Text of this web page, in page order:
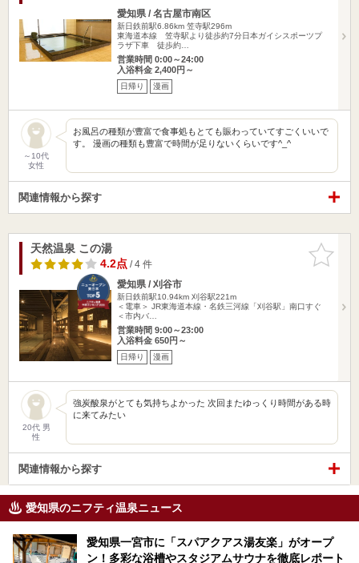
愛知県 / 名古屋市南区
新日鉄前駅6.86km 笠寺駅296m
東海道本線 笠寺駅より徒歩約7分日本ガイシスポーツプ
ラザ下車 徒歩約…
営業時間 0:00～24:00
入浴料金 2,400円～
日帰り 漫画
～10代
女性
お風呂の種類が豊富で食事処もとても賑わっていてすごくいいで
す。 漫画の種類も豊富で時間が足りないくらいです^_^
関連情報から探す
お気に入
りに追加
天然温泉 この湯
4.2点/ 4 件
愛知県 / 刈谷市
新日鉄前駅10.94km 刈谷駅221m
＜電車＞ JR東海道本線・名鉄三河線「刈谷駅」南口すぐ
＜市内バ…
営業時間 9:00～23:00
入浴料金 650円～
日帰り 漫画
20代 男
性
強炭酸泉がとても気持ちよかった 次回またゆっくり時間がある時
に来てみたい
関連情報から探す
愛知県のニフティ温泉ニュース
愛知県一宮市に「スパアクアス湯友楽」がオープ
ン！多彩な浴槽やスタジアムサウナを徹底レポート